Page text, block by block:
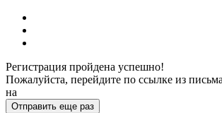
Регистрация пройдена успешно!
Пожалуйста, перейдите по ссылке из
на
Отправить еще раз